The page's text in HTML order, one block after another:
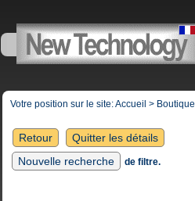
Votre position sur le site:Accueil > Boutique
Retour
Quitter les détails
Nouvelle recherche
de filtre.